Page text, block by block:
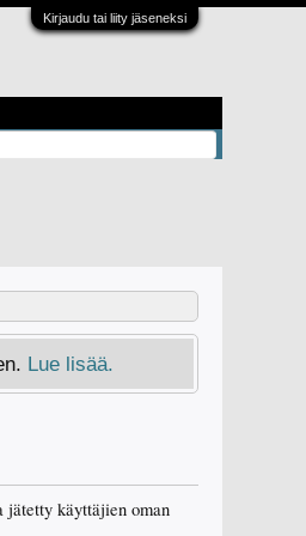
Kirjaudu tai liity jäseneksi
Lue lisää.
jätetty käyttäjien oman